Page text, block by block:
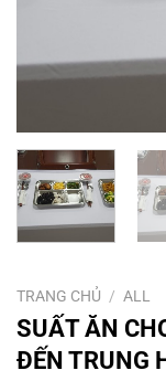
TRANG CHỦ / ALL
SUẤT ĂN
ĐẾN TRUNG